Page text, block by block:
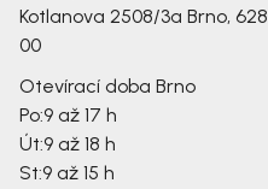
Kotlanova 2508/3a Brno, 628
00
Otevírací doba Brno
Po:9 až 17 h
Út:9 až 18 h
St:9 až 15 h